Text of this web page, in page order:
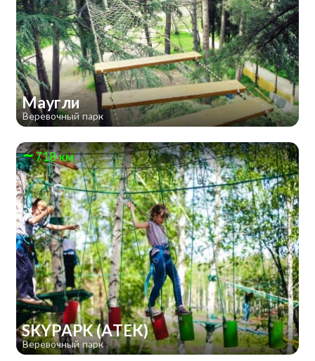
Маугли
Веревочный парк
718 км
SKYPAPK (АТЕК)
Веревочный парк